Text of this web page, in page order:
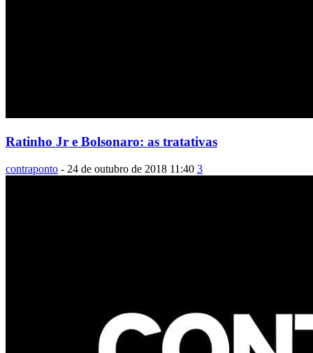
Ratinho Jr e Bolsonaro: as tratativas
contraponto - 24 de outubro de 2018 11:40 3